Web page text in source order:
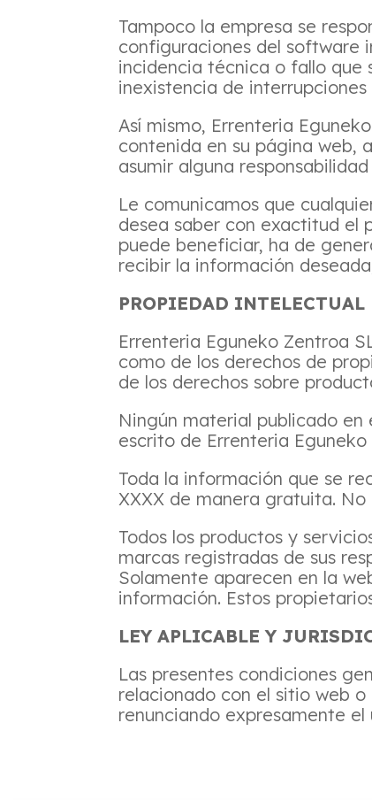
Tampoco la empresa se
configuraciones del software
incidencia técnica o fallo que
inexistencia de
Así mismo, Errenteria
contenida en su página web,
asumir alguna
Le comunicamos que
desea saber con exactitud el
puede beneficiar, ha de
recibir la información
PROPIEDAD
Errenteria Eguneko Zentroa
como de los derechos de
de los derechos sobre
Ningún material publicado
escrito de Errenteria Eguneko
Toda la información que se
XXXX de manera gratuita.
Todos los productos y
marcas registradas de sus
Solamente aparecen en la
información. Estos
LEY APLICABLE Y
Las presentes condiciones
relacionado con el sitio web
renunciando expresamente